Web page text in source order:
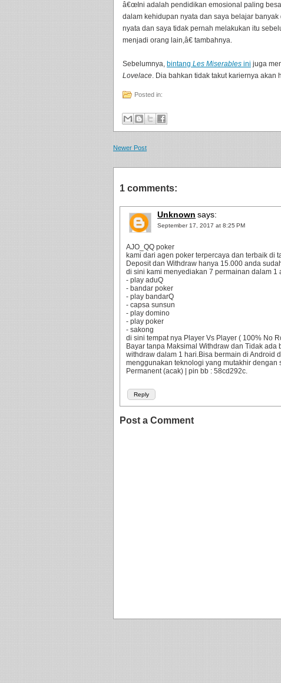
â€œIni adalah pendidikan emosional paling
dalam kehidupan nyata dan saya belajar
nyata dan saya tidak pernah melakukan itu
menjadi orang lain,â€ tambahnya.
Sebelumnya, bintang Les Miserables ini juga
Lovelace. Dia bahkan tidak takut kariernya
Posted in:
Newer Post
1 comments:
Unknown says:
September 17, 2017 at 8:25 PM
Reply
AJO_QQ poker
kami dari agen poker terpercaya dan terbaik di
Deposit dan Withdraw hanya 15.000 anda
di sini kami menyediakan 7 permainan dalam 1
- play aduQ
- bandar poker
- play bandarQ
- capsa sunsun
- play domino
- play poker
- sakong
di sini tempat nya Player Vs Player ( 100% No
Bayar tanpa Maksimal Withdraw dan Tidak ada
withdraw dalam 1 hari.Bisa bermain di Android
menggunakan teknologi yang mutakhir dengan
Permanent (acak) | pin bb : 58cd292c.
Post a Comment